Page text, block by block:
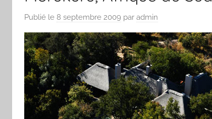
Publié le 8 septembre 2009 par admin